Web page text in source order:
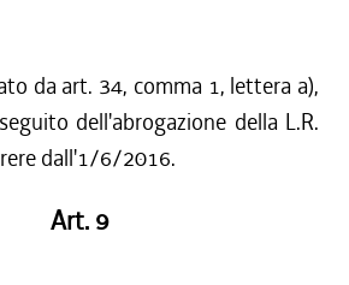
da art. 34, comma 1, lettera a),
dell'abrogazione della L.R.
dall'1/6/2016.
Art. 9